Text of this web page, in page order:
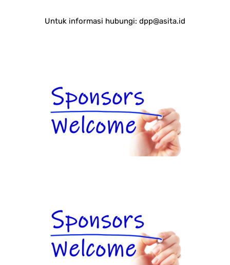
Untuk informasi hubungi: dpp@asita.id